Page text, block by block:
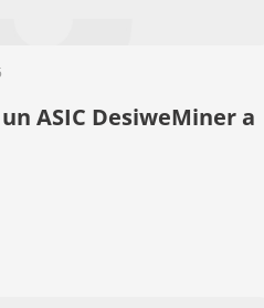
ASIC DesiweMiner a